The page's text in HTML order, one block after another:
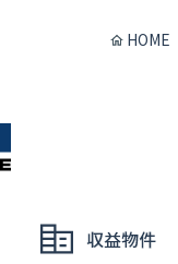
HOME